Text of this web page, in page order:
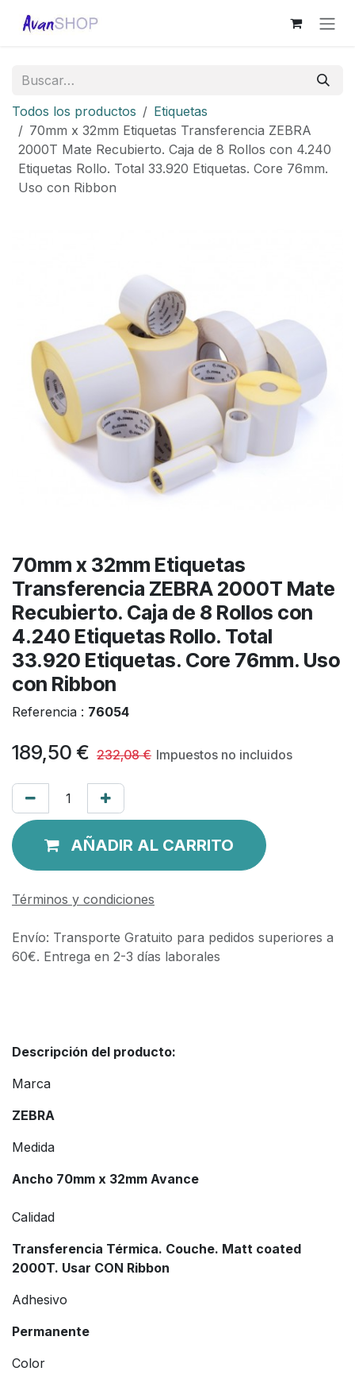
Todos los productos
Etiquetas
70mm x 32mm Etiquetas Transferencia ZEBRA
2000T Mate Recubierto. Caja de 8 Rollos con 4.240
Etiquetas Rollo. Total 33.920 Etiquetas. Core 76mm.
Uso con Ribbon
70mm x 32mm Etiquetas
Transferencia ZEBRA 2000T Mate
Recubierto. Caja de 8 Rollos con
4.240 Etiquetas Rollo. Total
33.920 Etiquetas. Core 76mm. Uso
con Ribbon
Referencia : 76054
189,50 € 232,08€ Impuestos no incluidos
AÑADIR AL CARRITO
Términos y condiciones
Envío: Transporte Gratuito para pedidos superiores a
60€. Entrega en 2-3 días laborales
Descripción del producto:
Marca
ZEBRA
Medida
Ancho 70mm x 32mm Avance
Calidad
Transferencia Térmica. Couche. Matt coated
2000T. Usar CON Ribbon
Adhesivo
Permanente
Color